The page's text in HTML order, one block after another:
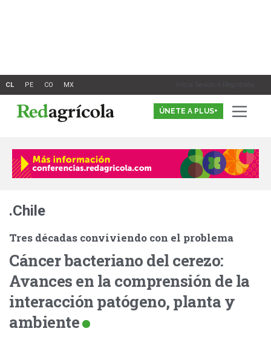
Inicia Sesión o Registrate
ÚNETE A PLUS+
.Chile
Tres décadas conviviendo con el problema
Cáncer bacteriano del cerezo:
Avances en la comprensión de la
interacción patógeno, planta y
ambiente